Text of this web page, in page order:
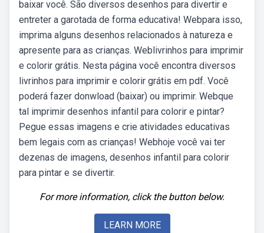
baixar você. São diversos desenhos para divertir e
entreter a garotada de forma educativa! Webpara isso,
imprima alguns desenhos relacionados à natureza e
apresente para as crianças. Weblivrinhos para imprimir
e colorir grátis. Nesta página você encontra diversos
livrinhos para imprimir e colorir grátis em pdf. Você
poderá fazer donwload (baixar) ou imprimir. Webque
tal imprimir desenhos infantil para colorir e pintar?
Pegue essas imagens e crie atividades educativas
bem legais com as crianças! Webhoje você vai ter
dezenas de imagens, desenhos infantil para colorir
para pintar e se divertir.
For more information, click the button below.
LEARN MORE